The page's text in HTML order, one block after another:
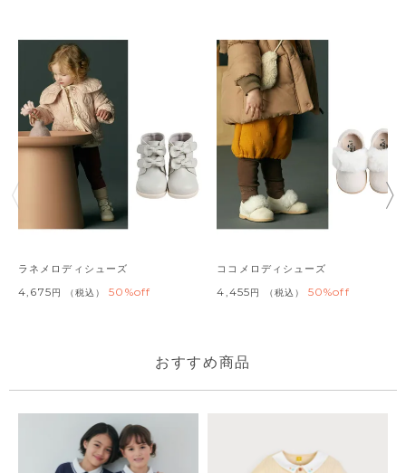
ラネメロディシューズ
4,675 税込 50%off
ココメロディシューズ
4,455 税込 50%off
おすすめ商品